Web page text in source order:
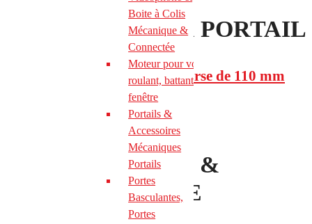
SERRURE POUR PORTAIL
SERRURE MOTORISÉE course de 110 mm
SERRURE VIRO
ALIMENTATION &
VERROUILLAGE
Boite à Colis
Mécanique &
Connectée
Moteur pour volet
roulant, battant et
fenêtre
Portails &
Accessoires
Mécaniques
Portails
Portes
Basculantes,
Portes